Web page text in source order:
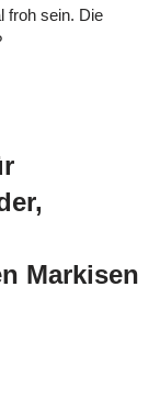
froh sein. Die
Markisen